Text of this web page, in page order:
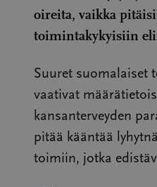
oireita, vaikka
toimintakykyisiin
Suuret suomalaiset
vaativat
kansanterveyden
pitää kääntää
toimiin, jotka